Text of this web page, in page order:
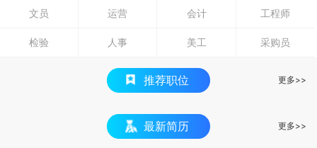
文员 运营 会计 工程师
检验 人事 美工 采购员
推荐职位 更多>>
最新简历 更多>>